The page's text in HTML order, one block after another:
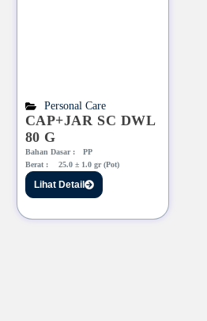
Personal Care
CAP+JAR SC DWL
80 G
Bahan Dasar :
PP
Berat :
25.0 ± 1.0 gr (Pot)
Lihat Detail